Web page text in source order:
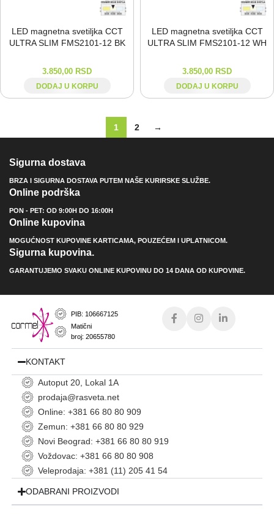
LED magnetna svetiljka CCT
ULTRA SLIM FMS2101-⁠12 BK
3.850,00 RSD
DODAJ U KORPU
LED magnetna svetiljka CCT
ULTRA SLIM FMS2101-⁠12 WH
3.850,00 RSD
DODAJ U KORPU
1 2 →
Sigurna dostava
BRZA I SIGURNA DOSTAVA PUTEM NAŠE KURIRSKE SLUŽBE.
Online podrška
PON - PET: OD 9:00H DO 16:00H
Online kupovina
MOGUĆNOST KUPOVINE KARTICAMA, POUZEĆEM I UPLATNICOM.
Sigurna kupovina.
GARANTUJEMO SVAKU ONLINE KUPOVINU DO 14 DANA OD KUPOVINE.
PIB: 106667125
Matični
broj: 20655780
KONTAKT
Autoput 20, Lokal 1A
prodaja@rasveta.net
Online: +381 66 80 80 909
Zemun: +381 66 80 80 929
Novi Beograd: +381 66 80 80 919
Voždovac: +381 66 80 80 908
Veleprodaja: +381 (11) 205 41 54
ODABRANI PROIZVODI